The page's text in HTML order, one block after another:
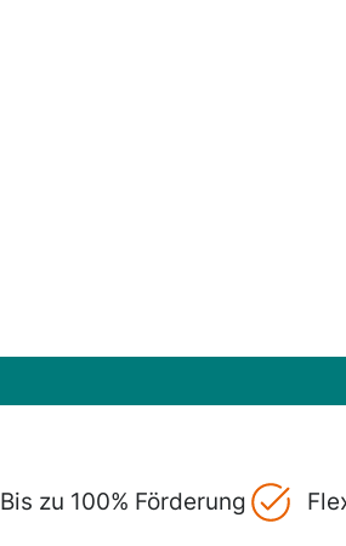
Bis zu 100% Förderung